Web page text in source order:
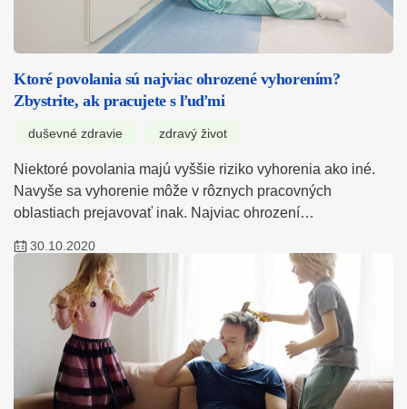
Ktoré povolania sú najviac ohrozené vyhorením?
Zbystrite, ak pracujete s ľuďmi
duševné zdravie zdravý život
Niektoré povolania majú vyššie riziko vyhorenia ako iné.
Navyše sa vyhorenie môže v rôznych pracovných
oblastiach prejavovať inak. Najviac ohrození…
30.10.2020